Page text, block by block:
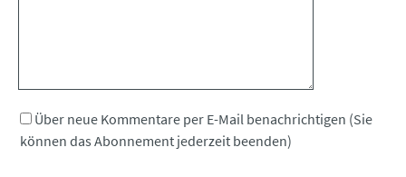
Über neue Kommentare per E-Mail benachrichtigen (Sie
können das Abonnement jederzeit beenden)